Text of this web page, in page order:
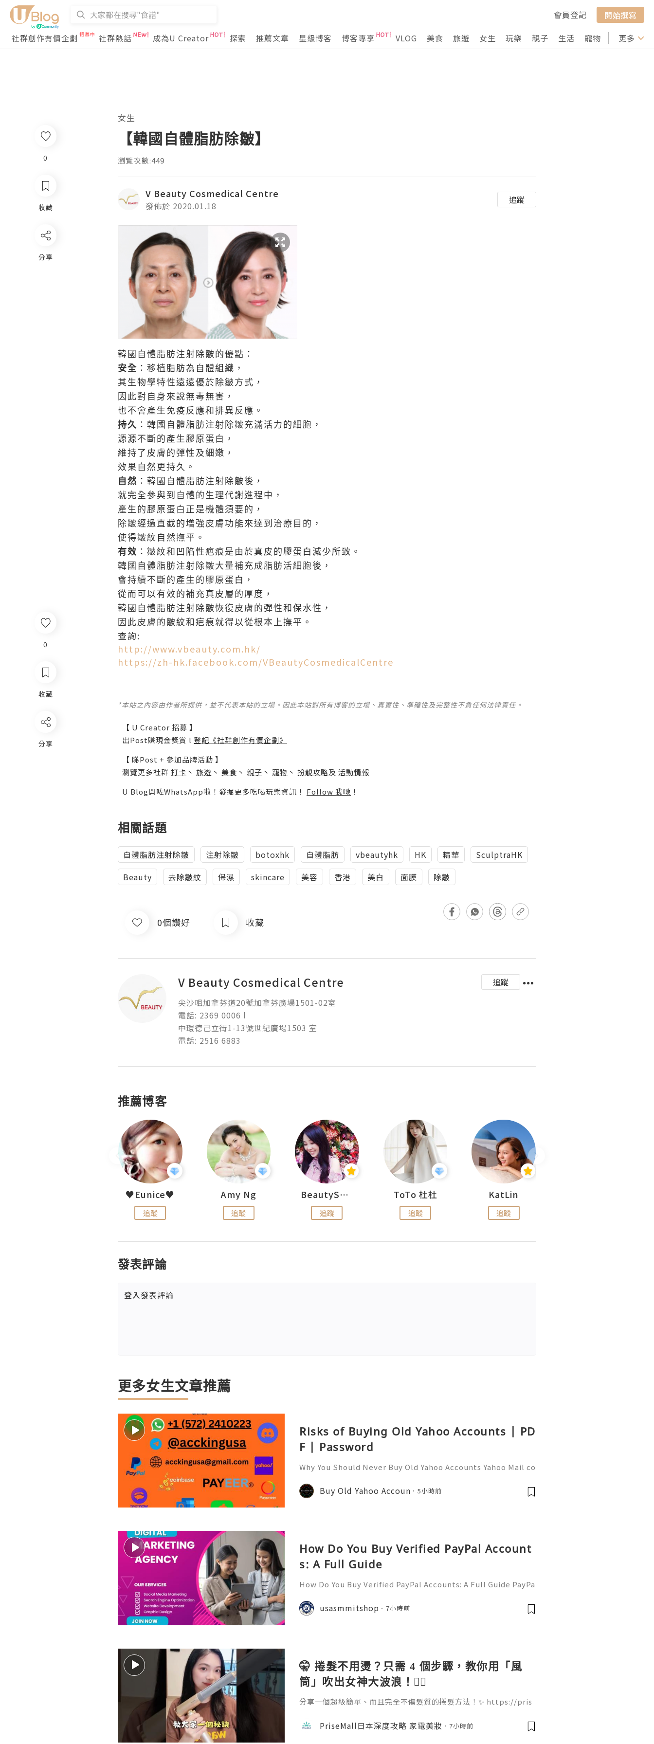
會員登記
開始撰寫
社群創作有價企劃
社群熱話 成為U Creator 探索 推薦文章 星級博客 博客專享 VLOG 美食 旅遊 女生 玩樂 親子 生活 寵物 行山 打卡
更多
0
收藏
分享
女生
【韓國自體脂肪除皺】
瀏覽次數:449
V Beauty Cosmedical Centre
發佈於 2020.01.18
追蹤
韓國自體脂肪注射除皺的優點：
安全 ：移植脂肪為自體組織，
其生物學特性遠遠優於除皺方式，
因此對自身來說無毒無害，
也不會產生免疫反應和排異反應。
持久 ：韓國自體脂肪注射除皺充滿活力的細胞，
源源不斷的產生膠原蛋白，
維持了皮膚的彈性及細嫩，
效果自然更持久。
自然 ：韓國自體脂肪注射除皺後，
就完全參與到自體的生理代謝進程中，
產生的膠原蛋白正是機體須要的，
除皺經過直截的增強皮膚功能來達到治療目的，
使得皺紋自然撫平。
有效 ：皺紋和凹陷性疤痕是由於真皮的膠蛋白減少所致。
韓國自體脂肪注射除皺大量補充成脂肪活細胞後，
會持續不斷的產生的膠原蛋白，
從而可以有效的補充真皮層的厚度，
韓國自體脂肪注射除皺恢復皮膚的彈性和保水性，
因此皮膚的皺紋和疤痕就得以從根本上撫平。
查詢:
http://www.vbeauty.com.hk/
https://zh-hk.facebook.com/VBeautyCosmedicalCentre
*本站之內容由作者所提供，並不代表本站的立場。因此本站對所有博客的立場、真實性、準確性及完整性不負任何法律責任。
【 U Creator 招募 】
出Post賺現金獎賞 l 登記《社群創作有價企劃》
【 睇Post + 參加品牌活動 】
瀏覽更多社群 打卡 丶 旅遊 丶 美食 丶 親子 丶 寵物 丶 扮靚攻略及 活動情報
U Blog開咗WhatsApp啦！發掘更多吃喝玩樂資訊！ Follow 我哋 ！
相關話題
自體脂肪注射除皺 注射除皺 botoxhk 自體脂肪 vbeautyhk HK 精華
‎SculptraHK
Beauty
去除皺紋 保濕 skincare 美容 香港 美白 面膜 除皺
0個讚好 收藏
V Beauty Cosmedical Centre
追蹤
尖沙咀加拿芬道20號加拿芬廣場1501-02室
電話: 2369 0006 l
中環德己立街1-13號世紀廣場1503 室
電話: 2516 6883
推薦博客
♥Eunice♥
追蹤
Amy Ng
追蹤
BeautySearch
追蹤
ToTo 杜杜
追蹤
KatLin
追蹤
發表評論
登入發表評論
更多女生文章推薦
Risks of Buying Old Yahoo Accounts | PD
F | Password
Why You Should Never Buy Old Yahoo Accounts Yahoo Mail co
onal communication, business correspondence, and online a
ccount recovery. Because of
Buy Old Yahoo Accoun 5小時前
How Do You Buy Verified PayPal Account
s: A Full Guide
How Do You Buy Verified PayPal Accounts: A Full Guide PayPa
orms, used by individuals, freelancers, merchants, online b
usinesses, and organiza
usasmmitshop 7小時前
🤫 捲髮不用燙？只需 4 個步驟，教你用「風
筒」吹出女神大波浪！💇‍♀️
分享一個超級簡單、而且完全不傷髮質的捲髮方法！✨ https://pris
成。過程完全不會像電熱捲那樣灼熱刺痛，吹出來的大波浪捲度非常
自然。如果你也擔心燙髮傷頭髮，這招一定要學起來！🌬️💇‍♀️ 我們團
PriseMall日本深度攻略 家電美妝 7小時前
0
收藏
分享